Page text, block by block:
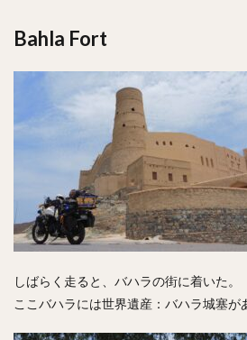
Bahla Fort
しばらく走ると、バハラの街に着いた。
ここバハラには世界遺産：バハラ城塞が